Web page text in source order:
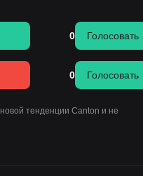
0 Голосовать
0 Голосовать
тенденции Canton и не